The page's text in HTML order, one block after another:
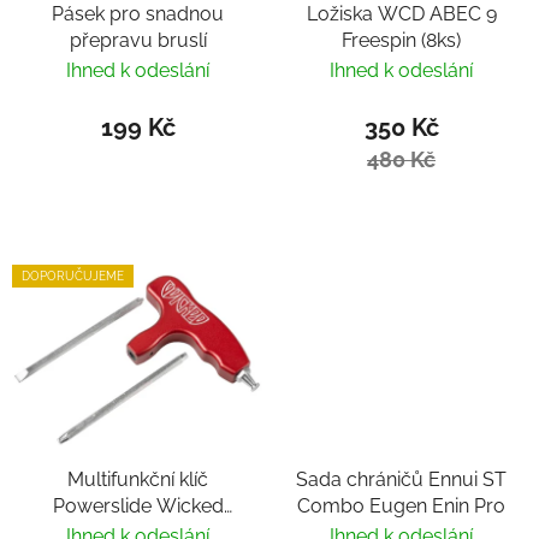
Pásek pro snadnou
přepravu bruslí
Ihned k odeslání
199 Kč
Ložiska WCD ABEC 9
Freespin (8ks)
Ihned k odeslání
350 Kč
480 Kč
DOPORUČUJEME
Multifunkční klíč
Powerslide Wicked
Hardcore Tool
Sada chráničů Ennui ST
Combo Eugen Enin Pro